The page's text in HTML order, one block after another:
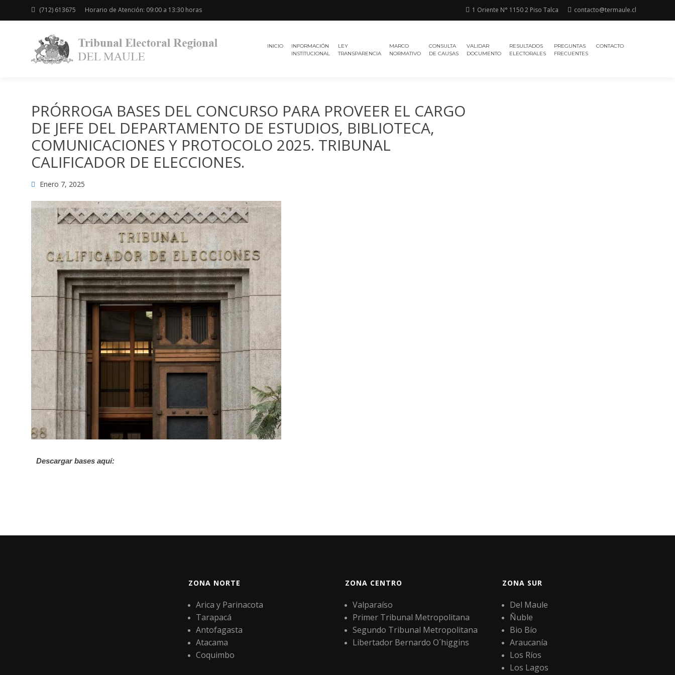
(712) 613675 Horario de Atención: 09:00 a 13:30 horas 1 Oriente N° 1150 2 Piso Talca contacto@termaule.cl
ELECTORAL
INICIO
INFORMACIÓN
INSTITUCIONAL
LEY
TRANSPARENCIA
MARCO
NORMATIVO
CONSULTA
DE CAUSAS
VALIDAR
DOCUMENTO
RESULTADOS
ELECTORALES
PREGUNTAS
FRECUENTES
CONTACTO
PRÓRROGA BASES DEL CONCURSO PARA PROVEER EL CARGO
DE JEFE DEL DEPARTAMENTO DE ESTUDIOS, BIBLIOTECA,
COMUNICACIONES Y PROTOCOLO 2025. TRIBUNAL
CALIFICADOR DE ELECCIONES.
Enero 7, 2025
Descargar bases aquí:
ZONA NORTE
Arica y Parinacota
Tarapacá
Antofagasta
Atacama
Coquimbo
ZONA CENTRO
Valparaíso
Primer Tribunal Metropolitana
Segundo Tribunal Metropolitana
Libertador Bernardo O´higgins
ZONA SUR
Del Maule
Ñuble
Bio Bío
Araucanía
Los Ríos
Los Lagos